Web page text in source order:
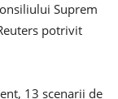
Suprem
potrivit
13 scenarii de